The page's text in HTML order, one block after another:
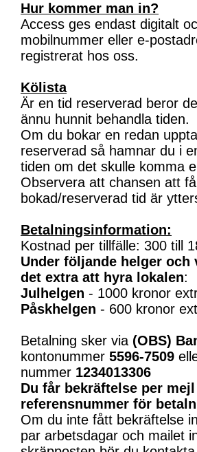
Hur kommer man in?
Access ges endast digitalt
mobilnummer eller e-
registrerat hos oss.
Kölista
Är en tid reserverad beror
ännu hunnit behandla tiden.
Om du bokar en redan
reserverad så hamnar du i
tiden om det skulle komma
Observera att chansen att
bokad/reserverad tid är
Betalningsinformation:
Kostnad per tillfälle: 300 till
Under följande helger och
det extra att hyra lokalen:
Julhelgen - 1000 kronor
Påskhelgen - 600 kronor
Betalning sker via (OBS)
kontonummer 5596-7509
nummer 1234013306
Du får bekräftelse per mejl
referensnummer för
Om du inte fått bekräftelse
par arbetsdagar och mailet